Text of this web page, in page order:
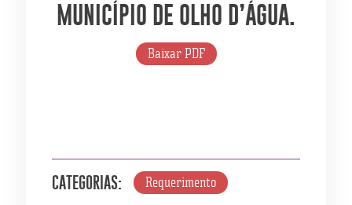
MUNICÍPIO DE OLHO D’ÁGUA.
Baixar PDF
CATEGORIAS: Requerimento